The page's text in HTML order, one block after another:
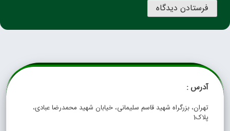
آدرس :
تهران، بزرگراه شهید قاسم سلیمانی، خیابان شهید محمدرضا عبادی،
پلاک1